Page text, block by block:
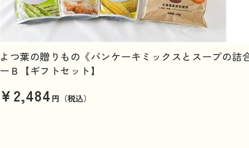
よつ葉の贈りもの《パンケーキミックスとスープの詰
ーＢ【ギフトセット】
¥2,484 円（税込）